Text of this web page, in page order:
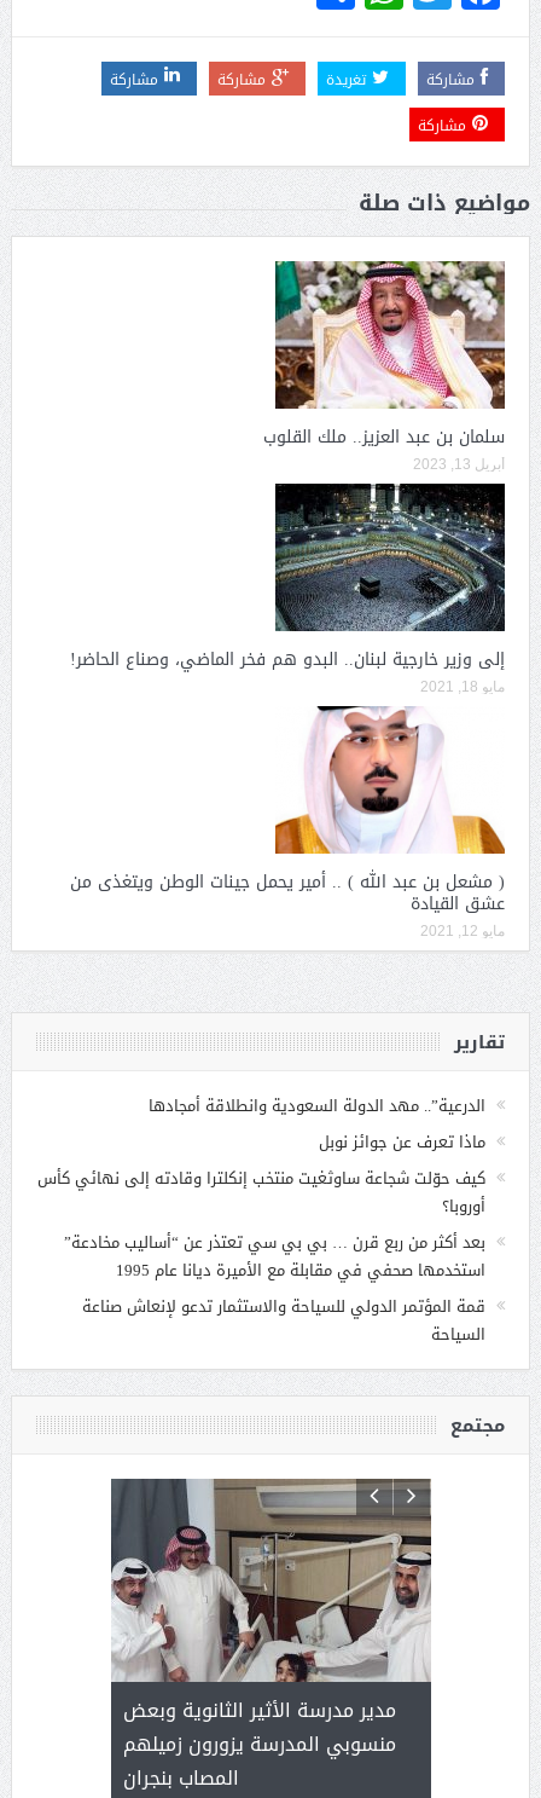
مشاركة تغريدة مشاركة
مشاركة
مشاركة
مواضيع ذات صلة
سلمان بن عبد العزيز.. ملك القلوب
أبريل 13, 2023
إلى وزير خارجية لبنان.. البدو هم فخر الماضي، وصناع الحاضر!
مايو 18, 2021
( مشعل بن عبد الله ) .. أمير يحمل جينات الوطن ويتغذى من
عشق القيادة
مايو 12, 2021
تقارير
الدرعية”.. مهد الدولة السعودية وانطلاقة أمجادها
ماذا تعرف عن جوائز نوبل
كيف حوّلت شجاعة ساوثغيت منتخب إنكلترا وقادته إلى نهائي كأس
أوروبا؟
بعد أكثر من ربع قرن … بي بي سي تعتذر عن “أساليب مخادعة”
استخدمها صحفي في مقابلة مع الأميرة ديانا عام 1995
قمة المؤتمر الدولي للسياحة والاستثمار تدعو لإنعاش صناعة
السياحة
مجتمع
( محمد
مدير مدرسة الأثير الثانوية وبعض
منسوبي المدرسة يزورون زميلهم
المصاب بنجران
) .. ميراث